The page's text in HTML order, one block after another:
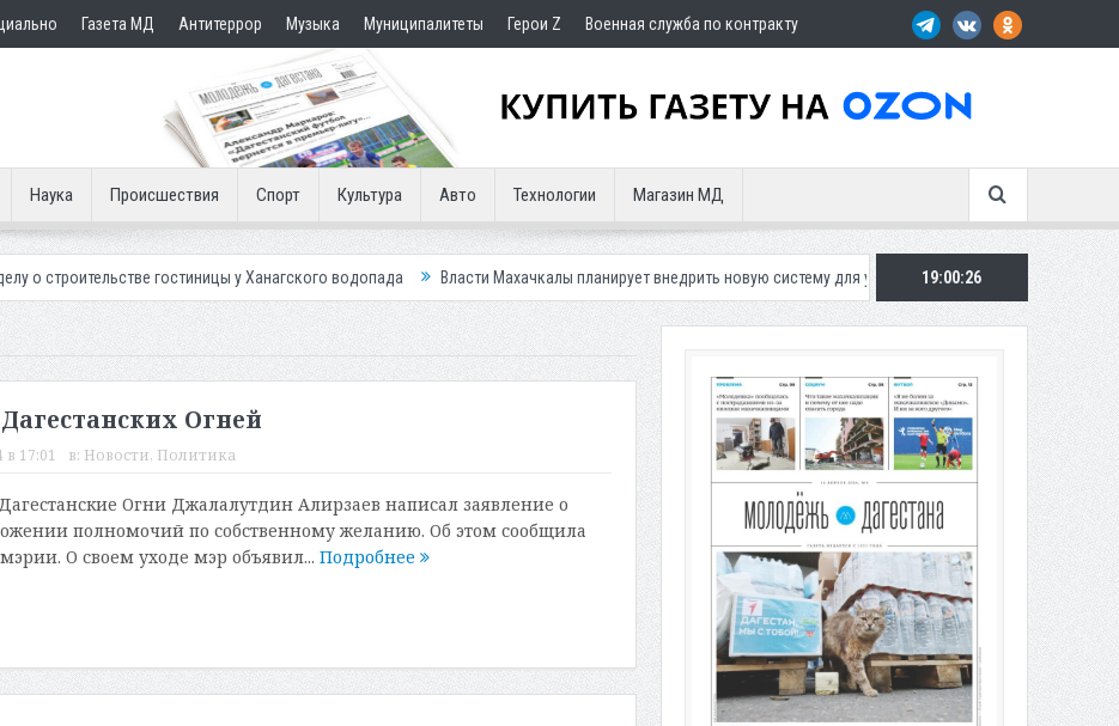
Газета МД Антитеррор Музыка Муниципалитеты Герои Z Военная служба по контракту
Наука Происшествия Спорт Культура Авто Технологии Магазин МД
гостиницы у Ханагского водопада Власти Махачкалы планирует внедрить новую систему для улучшения ситуации с парковками
19:00:27
Огней
в 17:01 в: Новости, Политика
Огни Джалалутдин Алирзаев написал заявление о
полномочий по собственному желанию. Об этом сообщила
О своем уходе мэр объявил... Подробнее